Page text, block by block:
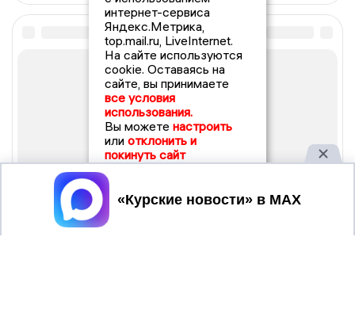
интернет-сервиса
Яндекс.Метрика,
top.mail.ru, LiveInternet.
На сайте используются
cookie. Оставаясь на
сайте, вы принимаете
все условия
использования.
Вы можете настроить
или отклонить и
покинуть сайт
Принять